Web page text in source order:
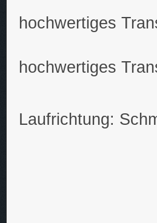
hochwertiges
hochwertiges
Laufrichtung: